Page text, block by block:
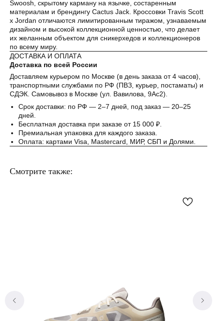
Swoosh, скрытому карману на язычке, состаренным
материалам и брендингу Cactus Jack. Кроссовки Travis Scott
x Jordan отличаются лимитированным тиражом, узнаваемым
дизайном и высокой коллекционной ценностью, что делает
их желанным объектом для сникерхедов и коллекционеров
по всему миру.
ДОСТАВКА И ОПЛАТА
Доставка по всей России
Доставляем курьером по Москве (в день заказа от 4 часов),
транспортными службами по РФ (ПВЗ, курьер, постаматы) и
СДЭК. Самовывоз в Москве (ул. Вавилова, 9Ас2).
Срок доставки: по РФ — 2–7 дней, под заказ — 20–25
дней.
Бесплатная доставка при заказе от 15 000 ₽.
Премиальная упаковка для каждого заказа.
Оплата: картами Visa, Mastercard, МИР, СБП и Долями.
Смотрите также: